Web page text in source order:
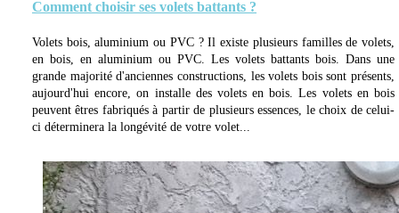
Comment choisir ses volets battants ?
Volets bois, aluminium ou PVC ? Il existe plusieurs familles de volets,
en bois, en aluminium ou PVC. Les volets battants bois. Dans une
grande majorité d'anciennes constructions, les volets bois sont présents,
aujourd'hui encore, on installe des volets en bois. Les volets en bois
peuvent êtres fabriqués à partir de plusieurs essences, le choix de celui-
ci déterminera la longévité de votre volet...